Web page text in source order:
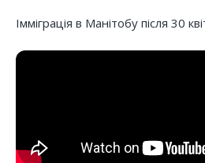
Імміграція в Манітобу після 30